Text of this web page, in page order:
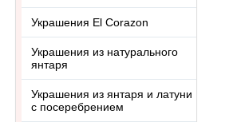
Украшения El Corazon
Украшения из натурального
янтаря
Украшения из янтаря и латуни
с посеребрением